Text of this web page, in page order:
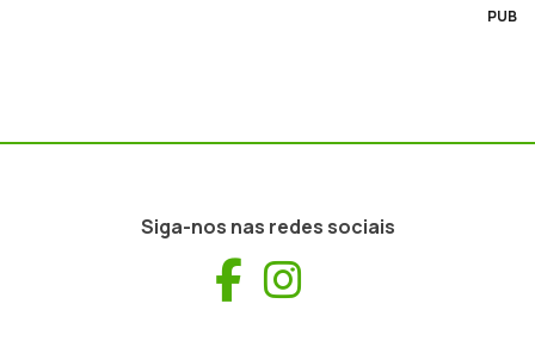
PUB
Siga-nos nas redes sociais
Facebook